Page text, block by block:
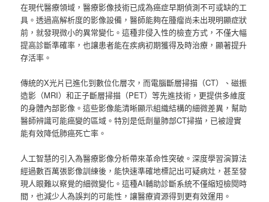
在現代醫療領域，醫療影像技術已成為癌症早期偵測不可或缺的工
具。透過高解析度的影像設備，醫師能夠在腫瘤尚未出現明顯症狀
前，就發現微小的異常變化。這種非侵入性的檢查方式，不僅大幅
提高診斷準確率，也讓患者能在疾病初期獲得及時治療，顯著提升
存活率。
傳統的X光片已進化到數位化層次，而電腦斷層掃描（CT）、磁振
造影（MRI）和正子斷層掃描（PET）等先進技術，更提供多維度
的身體內部影像。這些影像能清晰顯示組織結構的細微差異，幫助
醫師辨識可能癌變的區域。特別是低劑量肺部CT掃描，已被證實
能有效降低肺癌死亡率。
人工智慧的引入為醫療影像分析帶來革命性突破。深度學習演算法
經過數百萬張影像訓練後，能快速準確地標記出可疑病灶，甚至發
現人眼難以察覺的細微變化。這種AI輔助診斷系統不僅縮短檢閱時
間，也減少人為誤判的可能性，讓醫療資源得到更有效運用。